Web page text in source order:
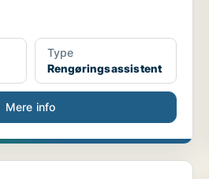
Type
Rengøringsassistent
Mere info
Fælles Ejendomsservice